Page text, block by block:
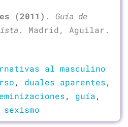
(2011) . Guía de
. Madrid, Aguilar.
al masculino
, duales aparentes,
, guía,
sexismo